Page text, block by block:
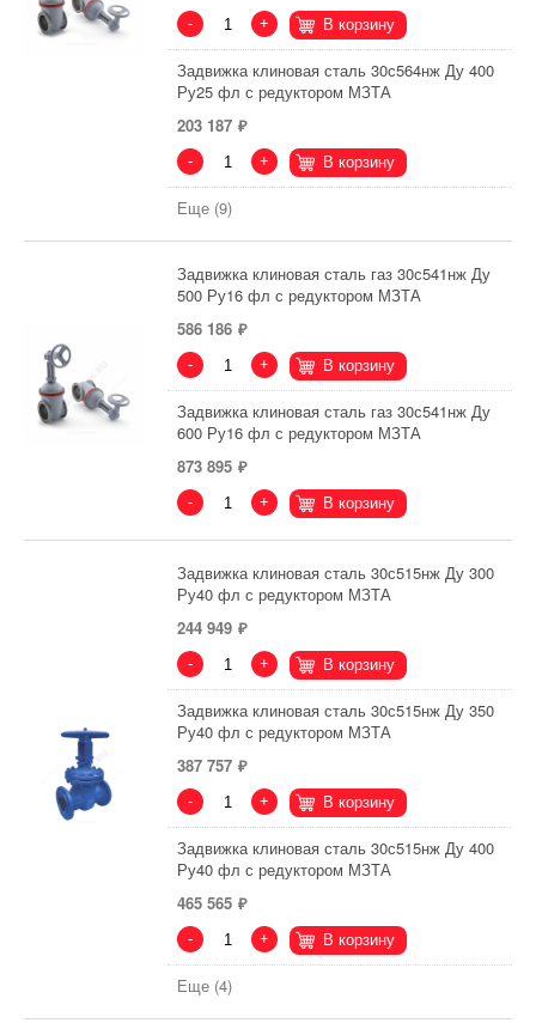
- + В корзину
Задвижка клиновая сталь 30с564нж Ду 400
Ру25 фл с редуктором МЗТА
203 187
- + В корзину
Еще (9)
Задвижка клиновая сталь газ 30с541нж Ду
500 Ру16 фл с редуктором МЗТА
586 186
- + В корзину
Задвижка клиновая сталь газ 30с541нж Ду
600 Ру16 фл с редуктором МЗТА
873 895
- + В корзину
Задвижка клиновая сталь 30с515нж Ду 300
Ру40 фл с редуктором МЗТА
244 949
- + В корзину
Задвижка клиновая сталь 30с515нж Ду 350
Ру40 фл с редуктором МЗТА
387 757
- + В корзину
Задвижка клиновая сталь 30с515нж Ду 400
Ру40 фл с редуктором МЗТА
465 565
- + В корзину
Еще (4)